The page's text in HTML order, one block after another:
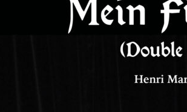
La Fabrique du livre